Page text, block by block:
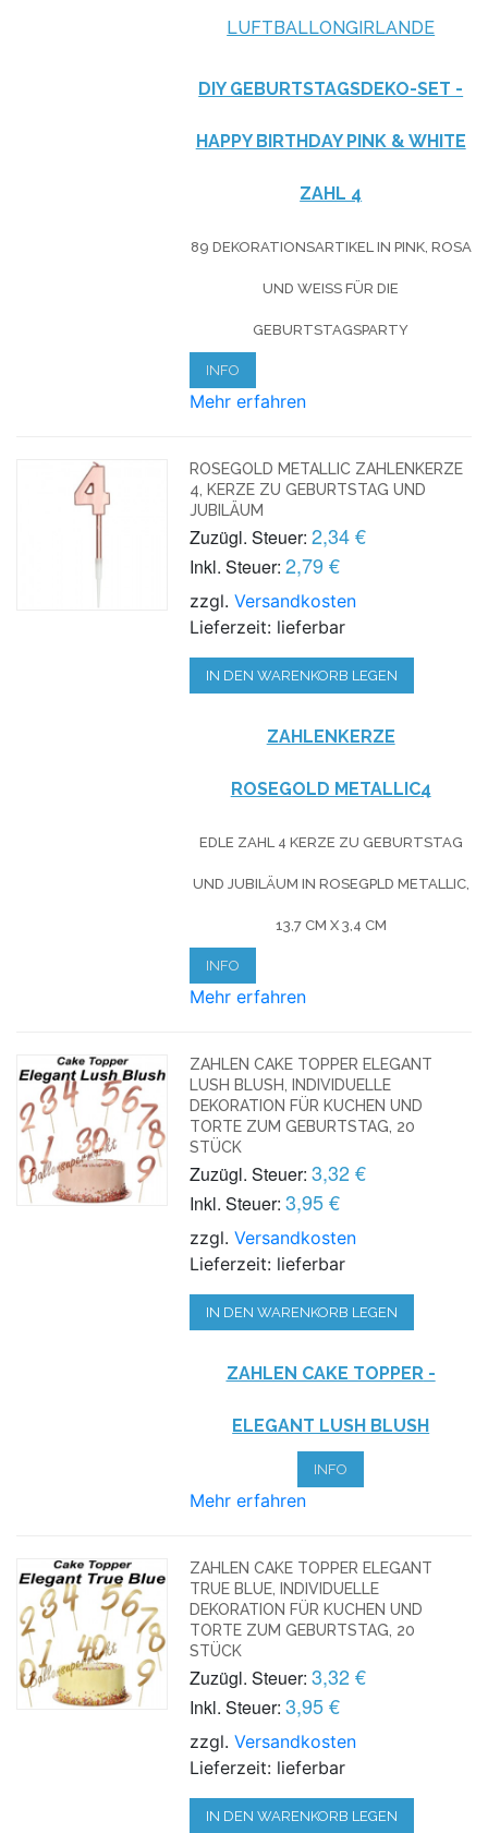
LUFTBALLONGIRLANDE
DIY GEBURTSTAGSDEKO-SET -
HAPPY BIRTHDAY PINK & WHITE
ZAHL 4
89 DEKORATIONSARTIKEL IN PINK, ROSA
UND WEISS FÜR DIE G
EBURTSTAGSPARTY
INFO
Mehr erfahren
ROSEGOLD METALLIC ZAHLENKERZE
4, KERZE ZU GEBURTSTAG UND
JUBILÄUM
Zuzügl. Steuer: 2,34 €
Inkl. Steuer: 2,79 €
zzgl.Versandkosten
Lieferzeit: lieferbar
IN DEN WARENKORB LEGEN
ZAHLENKERZE
ROSEGOLD METALLIC4
EDLE ZAHL 4 KERZE ZU GEBURTSTAG
UND JUBILÄUM IN ROSEGPLD METALLIC,
13,7 CM X 3,4 CM
INFO
Mehr erfahren
ZAHLEN CAKE TOPPER ELEGANT
LUSH BLUSH, INDIVIDUELLE
DEKORATION FÜR KUCHEN UND
TORTE ZUM GEBURTSTAG, 20
STÜCK
Zuzügl. Steuer: 3,32 €
Inkl. Steuer: 3,95 €
zzgl.Versandkosten
Lieferzeit: lieferbar
IN DEN WARENKORB LEGEN
ZAHLEN CAKE TOPPER-
ELEGANT LUSH BLUSH
INFO
Mehr erfahren
ZAHLEN CAKE TOPPER ELEGANT
TRUE BLUE, INDIVIDUELLE
DEKORATION FÜR KUCHEN UND
TORTE ZUM GEBURTSTAG, 20
STÜCK
Zuzügl. Steuer: 3,32 €
Inkl. Steuer: 3,95 €
zzgl.Versandkosten
Lieferzeit: lieferbar
IN DEN WARENKORB LEGEN